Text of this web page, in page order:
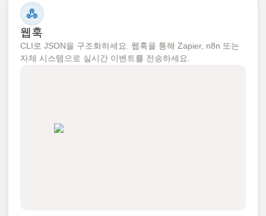
웹훅
CLI로 JSON을 구조화하세요. 웹훅을 통해 Zapier, n8n 또는
자체 시스템으로 실시간 이벤트를 전송하세요.